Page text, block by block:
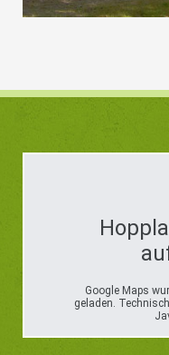
Google Maps
geladen.